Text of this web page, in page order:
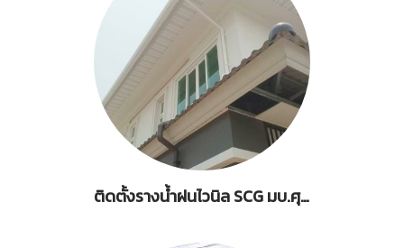
ติดตั้งรางน้ำฝนไวนิล SCG มบ.ศุภลัย พรีม่า วิลล่า พระราม 2-บางขุนเทียน